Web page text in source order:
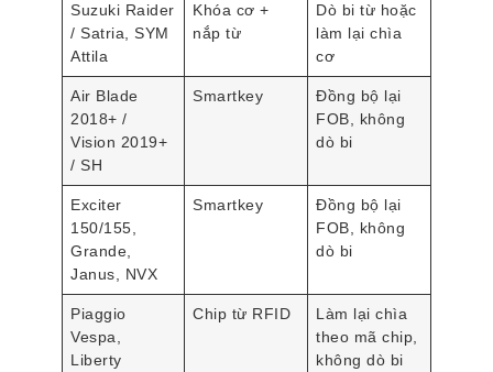
Suzuki Raider
/ Satria, SYM
Attila
Khóa cơ +
nắp từ
Dò bi từ hoặc
làm lại chìa
cơ
Air Blade
2018+ /
Vision 2019+
/ SH
Smartkey
Đồng bộ lại
FOB, không
dò bi
Exciter
150/155,
Grande,
Janus, NVX
Smartkey
Đồng bộ lại
FOB, không
dò bi
Piaggio
Vespa,
Liberty
Chip từ RFID
Làm lại chìa
theo mã chip,
không dò bi